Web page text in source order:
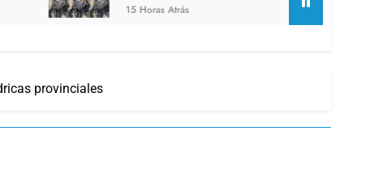
15 Horas Atrás
provinciales